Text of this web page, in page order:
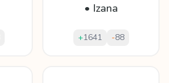
• Izana
+1641 -88